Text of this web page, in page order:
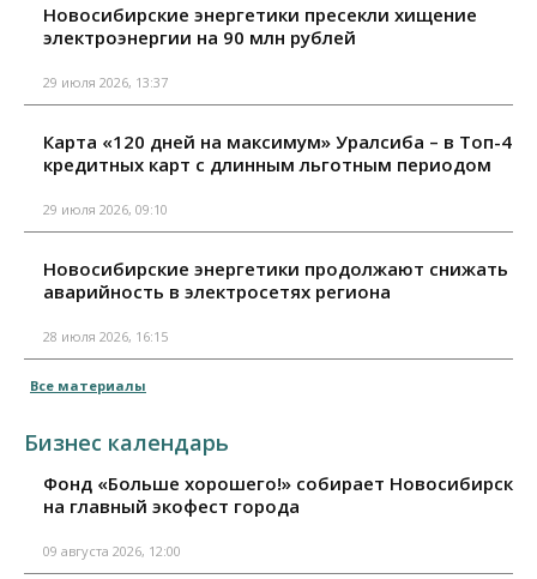
Новосибирские энергетики пресекли хищение
электроэнергии на 90 млн рублей
29 июля 2026, 13:37
Карта «120 дней на максимум» Уралсиба – в Топ-4
кредитных карт с длинным льготным периодом
29 июля 2026, 09:10
Новосибирские энергетики продолжают снижать
аварийность в электросетях региона
28 июля 2026, 16:15
Все материалы
Бизнес календарь
Фонд «Больше хорошего!» собирает Новосибирск
на главный экофест города
09 августа 2026, 12:00